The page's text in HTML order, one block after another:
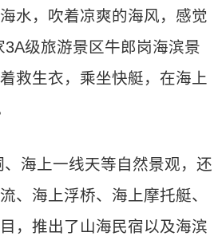
水，吹着凉爽的海风，感觉
级旅游景区牛郎岗海滨景
救生衣，乘坐快艇，在海上
、海上一线天等自然景观，还
、海上浮桥、海上摩托艇、
，推出了山海民宿以及海滨